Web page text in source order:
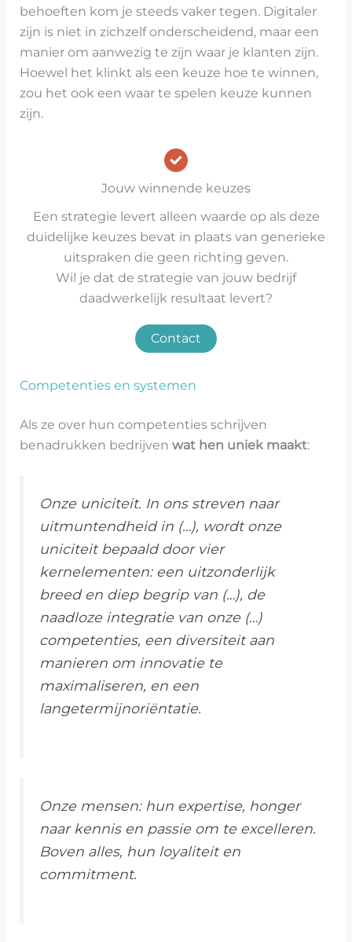
behoeften kom je steeds vaker tegen. Digitaler
zijn is niet in zichzelf onderscheidend, maar een
manier om aanwezig te zijn waar je klanten zijn.
Hoewel het klinkt als een keuze hoe te winnen,
zou het ook een waar te spelen keuze kunnen
zijn.
Jouw winnende keuzes
Een strategie levert alleen waarde op als deze
duidelijke keuzes bevat in plaats van generieke
uitspraken die geen richting geven.
Wil je dat de strategie van jouw bedrijf
daadwerkelijk resultaat levert?
Contact
Competenties en systemen
Als ze over hun competenties schrijven
benadrukken bedrijven wat hen uniek maakt:
Onze uniciteit. In ons streven naar
uitmuntendheid in (…), wordt onze
uniciteit bepaald door vier
kernelementen: een uitzonderlijk
breed en diep begrip van (…), de
naadloze integratie van onze (…)
competenties, een diversiteit aan
manieren om innovatie te
maximaliseren, en een
langetermijnoriëntatie.
Onze mensen: hun expertise, honger
naar kennis en passie om te excelleren.
Boven alles, hun loyaliteit en
commitment.